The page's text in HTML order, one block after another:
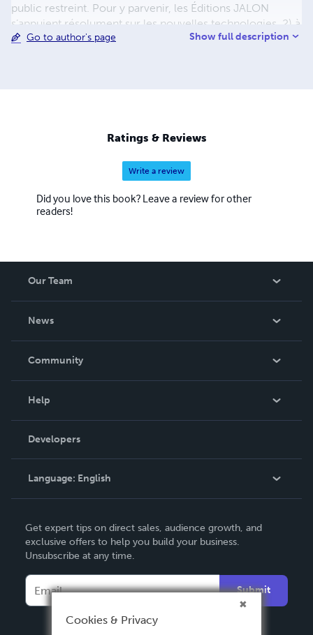
public restreint. Pour y parvenir, les Éditions JALON
s’appuient résolument sur les nouvelles technologies. 2) à
faire appel à des auteurs passionnés par l'histoire et le
Go to author's page Show full description
Ratings & Reviews
Write a review
Did you love this book? Leave a review for other
readers!
Our Team
News
In The News
Community
Podcast
Help
Order Lookup
Knowledge Base
Contact Support
Developers
Language: English
Deutsch
Français
Español
Get expert tips on direct sales, audience growth, and
exclusive offers to help you build your business.
Unsubscribe at any time.
Submit
Cookies & Privacy